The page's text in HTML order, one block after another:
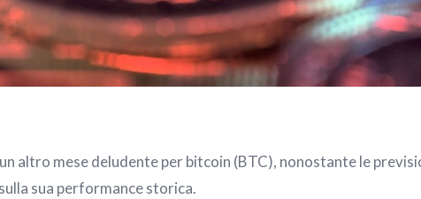
altro mese deludente per bitcoin (BTC), nonostante le
sua performance storica.